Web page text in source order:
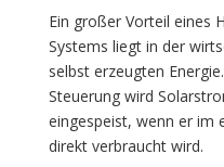
Ein großer Vorteil eines
Systems liegt in der
selbst erzeugten
Steuerung wird
eingespeist, wenn er im
direkt verbraucht wird.